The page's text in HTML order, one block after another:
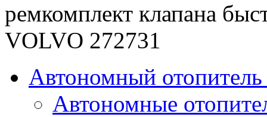
ремкомплект клапана
VOLVO 272731
Автономный отопитель
Автономные